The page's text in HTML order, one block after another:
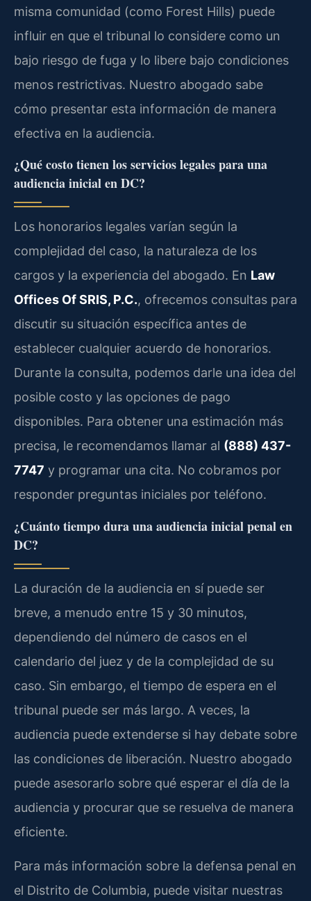
misma comunidad (como Forest Hills) puede
influir en que el tribunal lo considere como un
bajo riesgo de fuga y lo libere bajo condiciones
menos restrictivas. Nuestro abogado sabe
cómo presentar esta información de manera
efectiva en la audiencia.
¿Qué costo tienen los servicios legales para una
audiencia inicial en DC?
Los honorarios legales varían según la
complejidad del caso, la naturaleza de los
cargos y la experiencia del abogado. En Law
Offices Of SRIS, P.C., ofrecemos consultas para
discutir su situación específica antes de
establecer cualquier acuerdo de honorarios.
Durante la consulta, podemos darle una idea del
posible costo y las opciones de pago
disponibles. Para obtener una estimación más
precisa, le recomendamos llamar al (888) 437-
7747 y programar una cita. No cobramos por
responder preguntas iniciales por teléfono.
¿Cuánto tiempo dura una audiencia inicial penal en
DC?
La duración de la audiencia en sí puede ser
breve, a menudo entre 15 y 30 minutos,
dependiendo del número de casos en el
calendario del juez y de la complejidad de su
caso. Sin embargo, el tiempo de espera en el
tribunal puede ser más largo. A veces, la
audiencia puede extenderse si hay debate sobre
las condiciones de liberación. Nuestro abogado
puede asesorarlo sobre qué esperar el día de la
audiencia y procurar que se resuelva de manera
eficiente.
Para más información sobre la defensa penal en
el Distrito de Columbia, puede visitar nuestras